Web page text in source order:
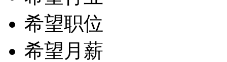
希望职位
希望月薪